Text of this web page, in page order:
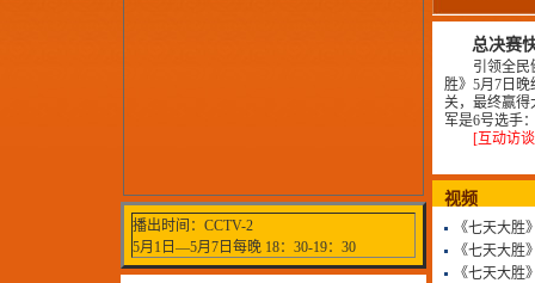
播出时间：CCTV-2
5月1日—5月7日 每晚 18：30-19：30
总决赛
引领全民健
胜》5月7日
关，最终赢得
军是6号选手
[互动访
视频
《七天大胜
《七天大胜
《七天大胜